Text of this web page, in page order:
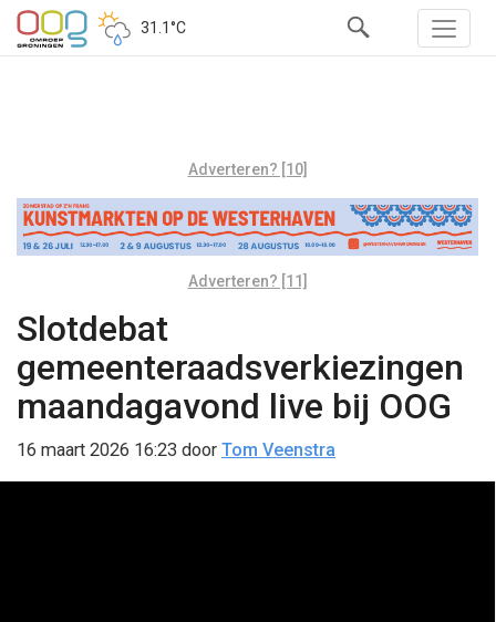
31.1°C
Adverteren? [10]
Adverteren? [11]
Slotdebat
gemeenteraadsverkiezingen
maandagavond live bij OOG
16 maart 2026 16:23 door Tom Veenstra